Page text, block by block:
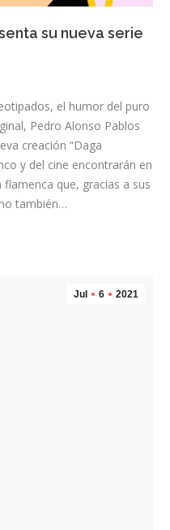
su nueva serie
el humor del puro
Pedro Alonso Pablos
creación “Daga
y del cine encontrarán en
que, gracias a sus
también…
Jul 6 2021